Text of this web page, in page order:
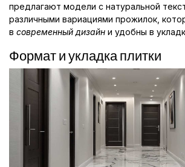
предлагают модели с натуральной
различными вариациями прожилок,
в современный дизайн и удобны в
Формат и укладка плитки